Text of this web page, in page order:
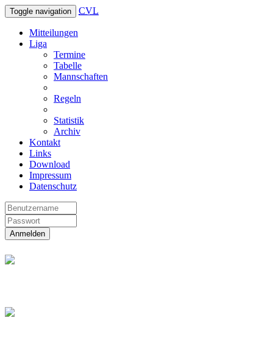
Toggle navigation CVL
Mitteilungen
Liga
Termine
Tabelle
Mannschaften
Regeln
Statistik
Archiv
Kontakt
Links
Download
Impressum
Datenschutz
Anmelden